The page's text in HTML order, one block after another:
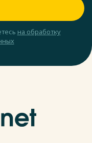
на обработку